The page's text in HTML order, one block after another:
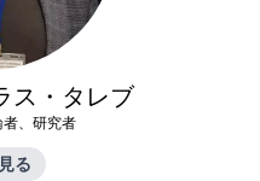
ス・タレブ
、研究者
る